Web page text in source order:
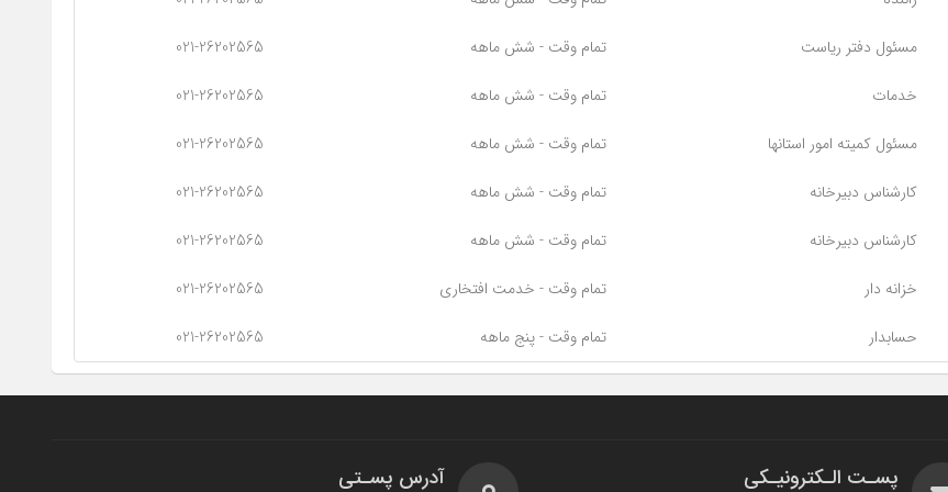
مسئول دفتر ریاست تمام وقت - شش ماهه
021-26202565
خدمات تمام وقت - شش ماهه
021-26202565
مسئول کمیته امور استانها تمام وقت - شش ماهه
021-26202565
کارشناس دبیرخانه تمام وقت - شش ماهه
021-26202565
کارشناس دبیرخانه تمام وقت - شش ماهه
021-26202565
خزانه دار تمام وقت - خدمت افتخاری
021-26202565
حسابدار تمام وقت - پنج ماهه 021-26202565
پسـت الـکترونیـکی آدرس پسـتی